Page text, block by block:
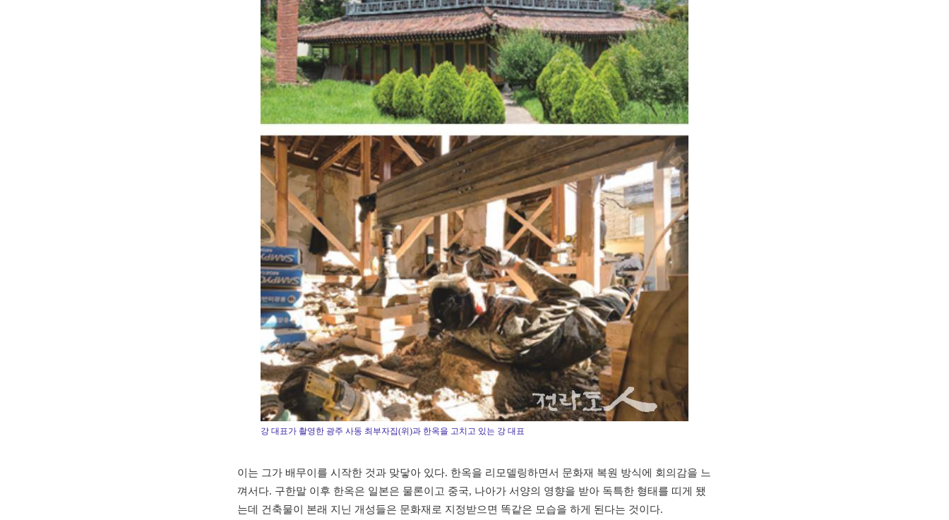
강 대표가 촬영한 광주 사동 최부자집(위)과 한옥을 고치고 있는 강 대표
이는 그가 배무이를 시작한 것과 맞닿아 있다. 한옥을 리모델링하면서 문화재 복원 방식에 회의감을 느
껴서다. 구한말 이후 한옥은 일본은 물론이고 중국, 나아가 서양의 영향을 받아 독특한 형태를 띠게 됐
는데 건축물이 본래 지닌 개성들은 문화재로 지정받으면 똑같은 모습을 하게 된다는 것이다.